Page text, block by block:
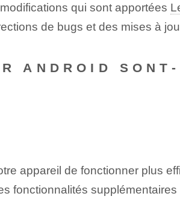
qui sont apportées
de bugs et des mises à
ANDROID
appareil de fonctionner plus
fonctionnalités